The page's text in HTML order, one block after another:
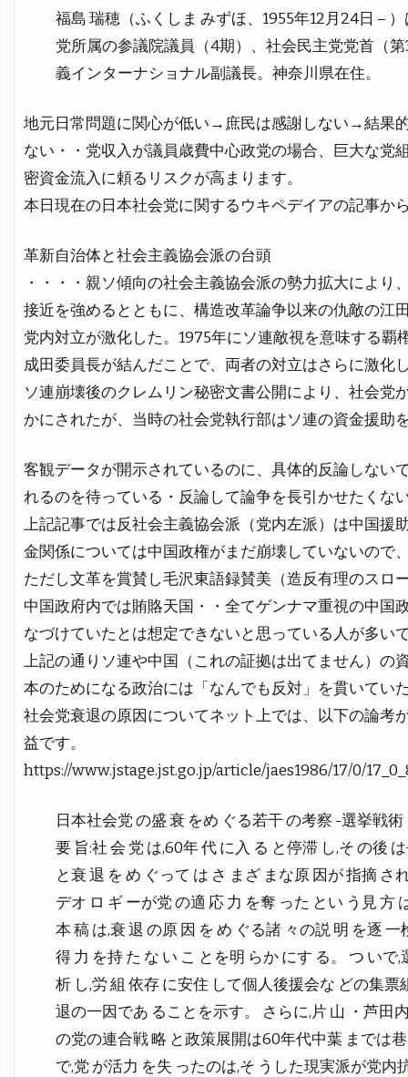
福島 瑞穂（ふくしま みずほ、1955年12月24日 –
党所属の参議院議員（4期）、社会民主党党首（
義インターナショナル副議長。神奈川県在住。
地元日常問題に関心が低い→庶民は感謝しない→結果
ない・・党収入が議員歳費中心政党の場合、巨大な党
密資金流入に頼るリスクが高まります。
本日現在の日本社会党に関するウキペデイアの記事か
革新自治体と社会主義協会派の台頭
・・・・親ソ傾向の社会主義協会派の勢力拡大により
接近を強めるとともに、構造改革論争以来の仇敵の江
党内対立が激化した。1975年にソ連敵視を意味する覇
成田委員長が結んだことで、両者の対立はさらに激化
ソ連崩壊後のクレムリン秘密文書公開により、社会党
かにされたが、当時の社会党執行部はソ連の資金援助
客観データが開示されているのに、具体的反論しない
れるのを待っている・反論して論争を長引かせたくな
上記記事では反社会主義協会派（党内左派）は中国援
金関係については中国政権がまだ崩壊していないので
ただし文革を賞賛し毛沢東語録賛美（造反有理のスロ
中国政府内では賄賂天国・・全てゲンナマ重視の中国
なづけていたとは想定できないと思っている人が多い
上記の通りソ連や中国（これの証拠は出てません）の
本のためになる政治には「なんでも反対」を貫いてい
社会党衰退の原因についてネット上では、以下の論考
益です。
https://www.jstage.jst.go.jp/article/jaes1986/17/0/
日本社会党 の盛 衰 をめ ぐる若干 の考察 -選挙戦
要 旨:社 会 党 は,60年 代 に入 る と停滞 し,そ の後
と衰 退 を め ぐって は さ まざ まな原 因が 指摘 さ
デオ ロ ギ ーが党 の適 応 力 を奪 った とい う見 方
本 稿 は,衰 退 の原 因 を め ぐる諸 々の説 明 を逐
得 力 を持 た な い こ とを明 らか にす る。 つ い
析 し,労 組 依存 に安住 して個人後援会な どの集
退の一因であ ることを示す。 さらに,片 山 ・芦田
の党の連合戦 略 と政策展開は60年代中葉 までは
で,党 が活力 を失 ったのは,そ うした現実派が党